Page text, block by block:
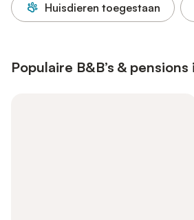
Huisdieren toegestaan
Populaire B&B’s &